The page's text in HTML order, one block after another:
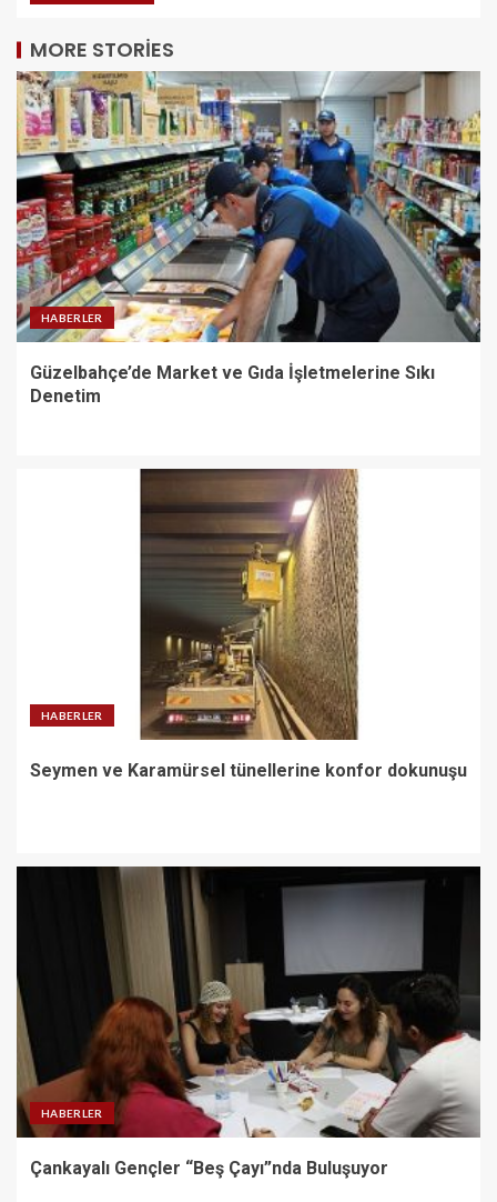
MORE STORIES
HABERLER
Güzelbahçe’de Market ve Gıda İşletmelerine Sıkı
Denetim
HABERLER
Seymen ve Karamürsel tünellerine konfor dokunuşu
HABERLER
Çankayalı Gençler “Beş Çayı”nda Buluşuyor